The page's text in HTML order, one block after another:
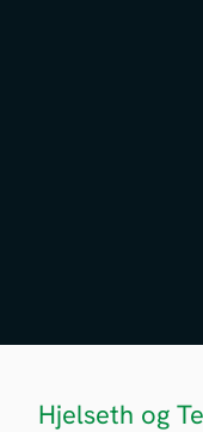
Hjelseth og